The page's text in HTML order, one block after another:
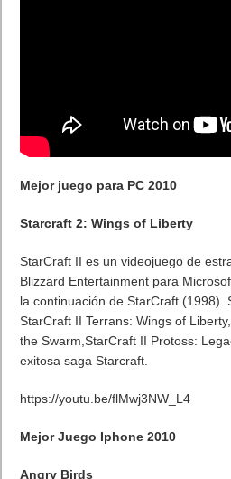
Mejor juego para PC 2010
Starcraft 2: Wings of Liberty
StarCraft II es un videojuego de
Blizzard Entertainment para
la continuación de StarCraft (1998).
StarCraft II Terrans: Wings of
the Swarm,StarCraft II Protoss:
exitosa saga Starcraft.
https://youtu.be/flMwj3NW_L4
Mejor Juego Iphone 2010
Angry Birds